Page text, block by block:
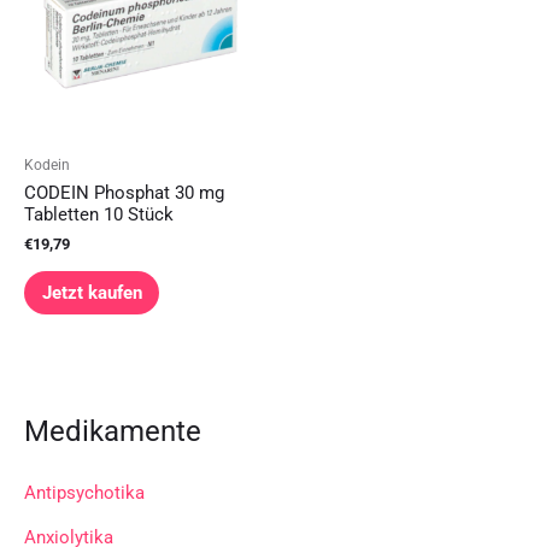
Kodein
CODEIN Phosphat 30 mg
Tabletten 10 Stück
€19,79
Jetzt kaufen
Medikamente
Antipsychotika
Anxiolytika